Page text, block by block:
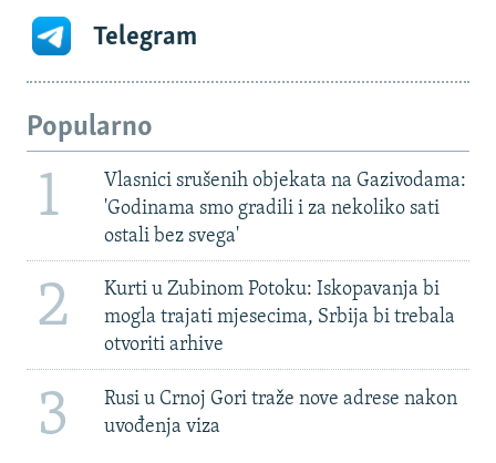
Telegram
Popularno
1
Vlasnici srušenih objekata na Gazivodama:
'Godinama smo gradili i za nekoliko sati
ostali bez svega'
2
Kurti u Zubinom Potoku: Iskopavanja bi
mogla trajati mjesecima, Srbija bi trebala
otvoriti arhive
3
Rusi u Crnoj Gori traže nove adrese nakon
uvođenja viza